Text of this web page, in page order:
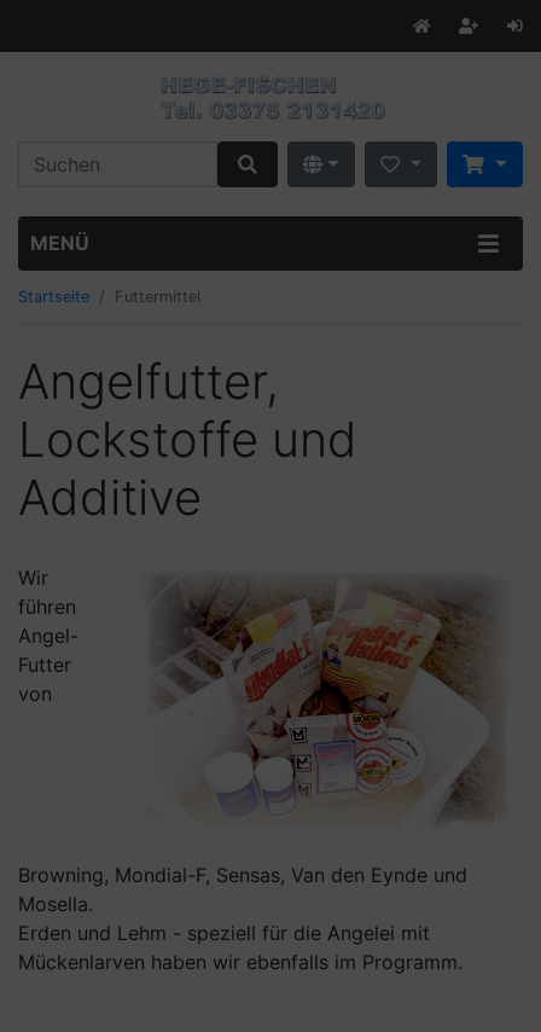
MENÜ
Startseite Futtermittel
Angelfutter,
Lockstoffe und
Additive
Wir
führen
Angel-
Futter
von
Browning, Mondial-F, Sensas, Van den Eynde und
Mosella.
Erden und Lehm - speziell für die Angelei mit
Mückenlarven haben wir ebenfalls im Programm.